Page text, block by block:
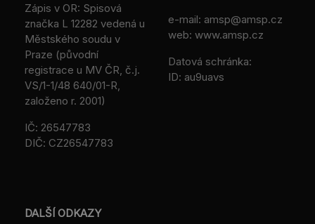
Zápis v OR: Spisová
značka L 12282 vedená u
Městského soudu v
Praze (původní
registrace u MV ČR, č.j.
VS/1-1/48 640/01-R,
založeno r. 2001)
IČ: 26547783
DIČ: CZ26547783
e-mail: amsp@amsp.cz
web: www.amsp.cz
Datová schránka:
ID: au9uavs
DALŠÍ ODKAZY